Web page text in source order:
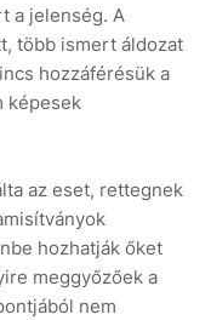
a jelenség. A
több ismert áldozat
hozzáférésük a
képesek
az eset, rettegnek
hozhatják őket
meggyőzőek a
nem